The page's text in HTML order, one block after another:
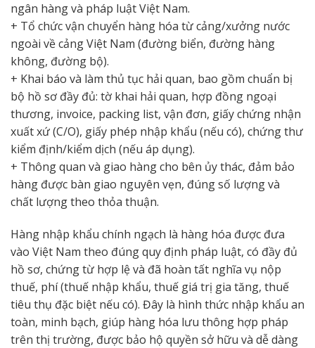
ngân hàng và pháp luật Việt Nam.
+ Tổ chức vận chuyển hàng hóa từ cảng/xưởng nước
ngoài về cảng Việt Nam (đường biển, đường hàng
không, đường bộ).
+ Khai báo và làm thủ tục hải quan, bao gồm chuẩn bị
bộ hồ sơ đầy đủ: tờ khai hải quan, hợp đồng ngoại
thương, invoice, packing list, vận đơn, giấy chứng nhận
xuất xứ (C/O), giấy phép nhập khẩu (nếu có), chứng thư
kiểm định/kiểm dịch (nếu áp dụng).
+ Thông quan và giao hàng cho bên ủy thác, đảm bảo
hàng được bàn giao nguyên vẹn, đúng số lượng và
chất lượng theo thỏa thuận.
Hàng nhập khẩu chính ngạch là hàng hóa được đưa
vào Việt Nam theo đúng quy định pháp luật, có đầy đủ
hồ sơ, chứng từ hợp lệ và đã hoàn tất nghĩa vụ nộp
thuế, phí (thuế nhập khẩu, thuế giá trị gia tăng, thuế
tiêu thụ đặc biệt nếu có). Đây là hình thức nhập khẩu an
toàn, minh bạch, giúp hàng hóa lưu thông hợp pháp
trên thị trường, được bảo hộ quyền sở hữu và dễ dàng